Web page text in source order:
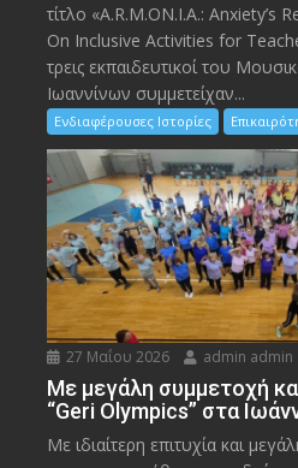
τίτλο «A.R.M.ON.I.A.: Anxiety’s
On Inclusive Activities for
τρεις εκπαιδευτικοί του
Ιωαννίνων συμμετείχαν...
Ενδιαφέρουσες Ιστορίες
27 Μαΐου 2026 admin admin
Με μεγάλη συμμετοχή
“Geri Olympics” στα
Με ιδιαίτερη επιτυχία και